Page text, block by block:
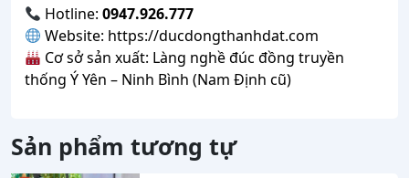
Hotline:0947.926.777
Website: https://ducdongthanhdat.com
Cơ sở sản xuất: Làng nghề đúc đồng truyền
thống Ý Yên – Ninh Bình (Nam Định cũ)
Sản phẩm tương tự